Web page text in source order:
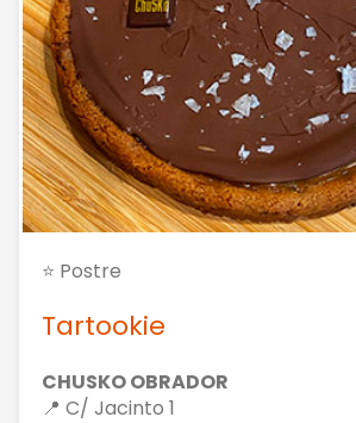
⭐ Postre
Tartookie
CHUSKO OBRADOR
📍 C/ Jacinto 1